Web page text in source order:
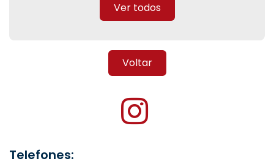
Ver todos
Voltar
Telefones: